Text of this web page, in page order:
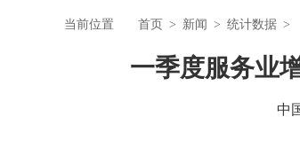
当前位置 首页 > 新闻 > 统计数据 >
一季度服务业
中